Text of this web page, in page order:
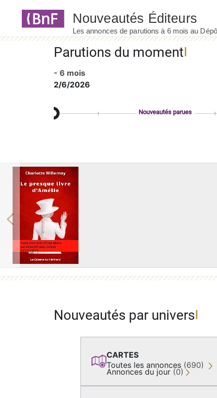
Parutions du moment
- 6 mois
2/6/2026
Nouveautés parues
Previous
Nouveautés par univers
CARTES
Toutes les annonces (690)
Annonces du jour (0)